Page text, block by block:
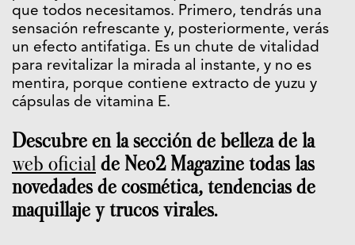
que todos necesitamos. Primero, tendrás una
sensación refrescante y, posteriormente, verás
un efecto antifatiga. Es un chute de vitalidad
para revitalizar la mirada al instante, y no es
mentira, porque contiene extracto de yuzu y
cápsulas de vitamina E.
Descubre en la sección de belleza de la
web oficial de Neo2 Magazine todas las
novedades de cosmética, tendencias de
maquillaje y trucos virales.